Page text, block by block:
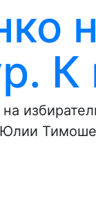
Юлии